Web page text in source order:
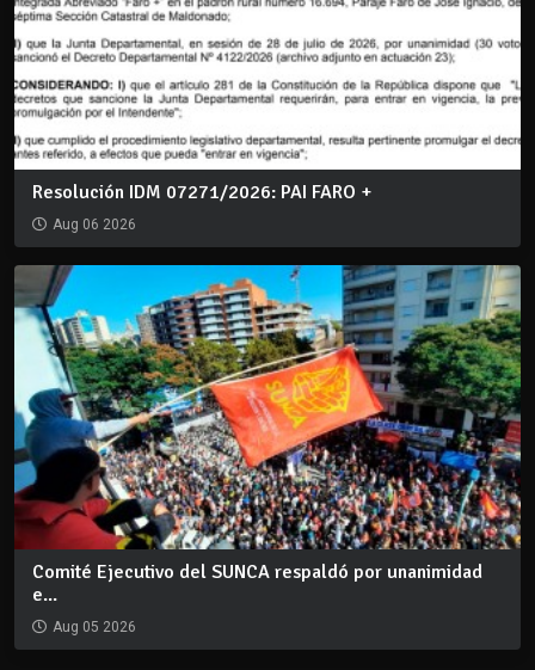
Resolución IDM 07271/2026: PAI FARO +
Aug 06 2026
Comité Ejecutivo del SUNCA respaldó por unanimidad
e...
Aug 05 2026